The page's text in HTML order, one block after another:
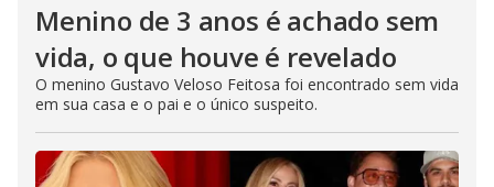
Menino de 3 anos é achado sem
vida, o que houve é revelado
O menino Gustavo Veloso Feitosa foi encontrado sem vida
em sua casa e o pai e o único suspeito.